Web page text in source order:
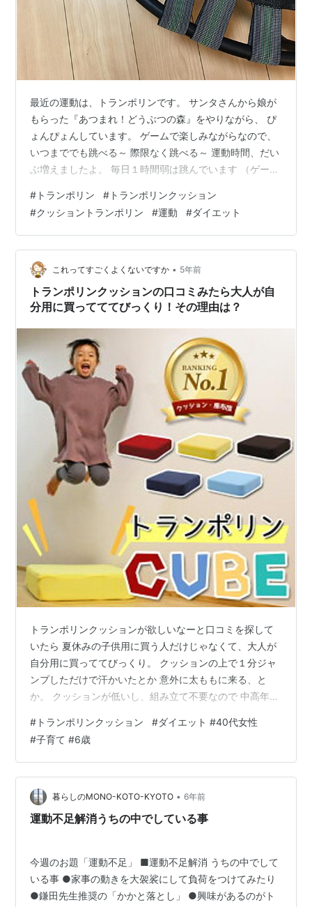
最近の運動は、トランポリンです。 サンタさんから娘が
もらった『あつまれ！どうぶつの森』をやりながら、 ぴ
ょんぴょんしています。 ゲームで楽しみながらなので、
いつまででも跳べる～ 際限なく跳べる～ 運動時間、だい
ぶ増えましたよ。 毎日１時間弱は跳んでいます （ゲーム
たけれど、そのまま使用していました。 （キケン） ゴム
が千切れたときの投稿
mocomocomoco.hatenablog.com ゴムが切れているけ
れど、それより前にカバーもボロボロになって捨ててい
ます。 最近、その周りがさらに千切れてきました。 まぁ
そうだよね。 そこに負荷がか…
# トランポリン # トランポリンクッション
#クッショントランポリン #運動 #ダイエット
これってすごくよくないですか • 5年前
トランポリンクッションの口コミみたら大人が自
分用に買ってててびっくり！その理由は？
トランポリンクッションが欲しいなーと口コミを探して
いたら 夏休みの子供用に買う人だけじゃなくて、大人が
自分用に買っててびっくり。 クッションの上で１分ジャ
ンプしただけで汗かいたとか 意外に太ももに来る、と
か。 クッションが低いし、組み立て不要なので 中高年の
クッションとして使えるし これに座ってテレビみたりで
きるしね。 トランポリン クッション 日本製 12cm厚 ト
ランポリンCUBE トランポリン トランポリンクッション
大人用 ダイエット 家庭用 子供 マンション 室内 運動 子
供用クッション 時短 組み立て不要 ストレス発散 外遊び
した…
# トランポリンクッション #ダイエット #40代女性
#子育て #6歳
暮らしのMONO-KOTO-KYOTO • 6年前
運動不足解消うちの中でしている事
今週のお題「運動不足」 ■運動不足解消 うちの中でして
いる事 ●家事の動きを大袈裟にして負荷をつけてみたり
●鎌田先生推奨の「かかと落とし」 ●興味があるのがト